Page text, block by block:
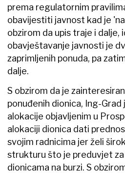
prema regulatornim
obavijestiti javnost kad je
obzirom da upis traje i dalje,
obavještavanje javnosti je
zaprimljenih ponuda, pa
dalje.
S obzirom da je
ponuđenih dionica, Ing-Grad
alokacije objavljenim u
alokaciji dionica dati
svojim radnicima jer želi
strukturu što je preduvjet
dionicama na burzi. S